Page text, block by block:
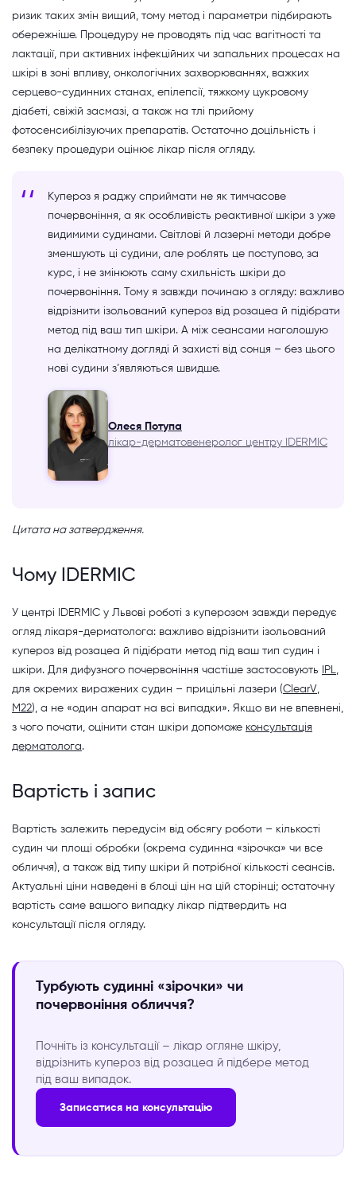
ризик таких змін вищий, тому метод і параметри підбирають
обережніше. Процедуру не проводять під час вагітності та
лактації, при активних інфекційних чи запальних процесах на
шкірі в зоні впливу, онкологічних захворюваннях, важких
серцево-судинних станах, епілепсії, тяжкому цукровому
діабеті, свіжій засмазі, а також на тлі прийому
фотосенсибілізуючих препаратів. Остаточно доцільність і
безпеку процедури оцінює лікар після огляду.
Купероз я раджу сприймати не як тимчасове
почервоніння, а як особливість реактивної шкіри з уже
видимими судинами. Світлові й лазерні методи добре
зменшують ці судини, але роблять це поступово, за
курс, і не змінюють саму схильність шкіри до
почервоніння. Тому я завжди починаю з огляду: важливо
відрізнити ізольований купероз від розацеа й підібрати
метод під ваш тип шкіри. А між сеансами наголошую
на делікатному догляді й захисті від сонця – без цього
нові судини з’являються швидше.
Олеся Потупа
лікар-дерматовенеролог центру IDERMIC
Цитата на затвердження.
Чому IDERMIC
У центрі IDERMIC у Львові роботі з куперозом завжди передує
огляд лікаря-дерматолога: важливо відрізнити ізольований
купероз від розацеа й підібрати метод під ваш тип судин і
шкіри. Для дифузного почервоніння частіше застосовують
IPL
для окремих виражених судин – прицільні лазери (ClearV
M22), а не «один апарат на всі випадки». Якщо ви не впевнені,
з чого почати, оцінити стан шкіри допоможе консультація
дерматолога.
Вартість і запис
Вартість залежить передусім від обсягу роботи – кількості
судин чи площі обробки (окрема судинна «зірочка» чи все
обличчя), а також від типу шкіри й потрібної кількості сеансів.
Актуальні ціни наведені в блоці цін на цій сторінці; остаточну
вартість саме вашого випадку лікар підтвердить на
консультації після огляду.
Турбують судинні «зірочки» чи
почервоніння обличчя?
Почніть із консультації – лікар огляне шкіру,
відрізнить купероз від розацеа й підбере метод
під ваш випадок.
Записатися на консультацію